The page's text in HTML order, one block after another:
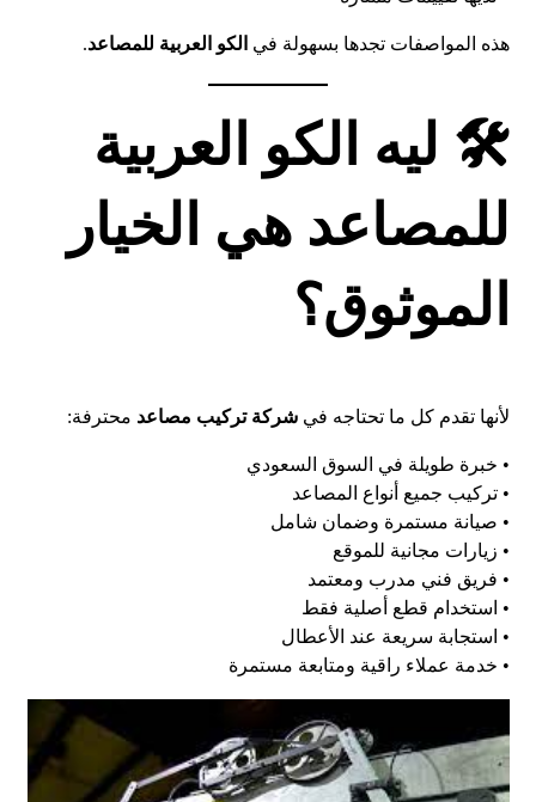
هذه المواصفات تجدها بسهولة في الكو العربية للمصاعد.
🛠️ ليه الكو العربية
للمصاعد هي الخيار
الموثوق؟
لأنها تقدم كل ما تحتاجه فيشركة تركيب مصاعد محترفة:
• خبرة طويلة في السوق السعودي
• تركيب جميع أنواع المصاعد
• صيانة مستمرة وضمان شامل
• زيارات مجانية للموقع
• فريق فني مدرب ومعتمد
• استخدام قطع أصلية فقط
• استجابة سريعة عند الأعطال
• خدمة عملاء راقية ومتابعة مستمرة